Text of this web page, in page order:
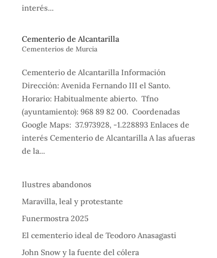
interés...
Cementerio de Alcantarilla
Cementerios de Murcia
Cementerio de Alcantarilla Información
Dirección: Avenida Fernando III el Santo.
Horario: Habitualmente abierto. Tfno
(ayuntamiento): 968 89 82 00. Coordenadas
Google Maps: 37.973928, -1.228893 Enlaces de
interés Cementerio de Alcantarilla A las afueras
de la...
Ilustres abandonos
Maravilla, leal y protestante
Funermostra 2025
El cementerio ideal de Teodoro Anasagasti
John Snow y la fuente del cólera